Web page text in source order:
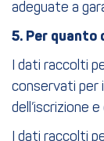
adeguate a
5. Per quanto
I dati raccolti
conservati per
dell’iscrizione
I dati raccolti